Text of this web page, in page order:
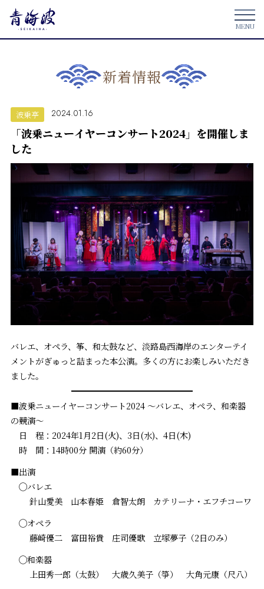
新着情報
波乗亭 2024.01.16
「波乗ニューイヤーコンサート2024」を開催しま
した
バレエ、オペラ、筝、和太鼓など、淡路島西海岸のエンターテイ
メントがぎゅっと詰まった本公演。多くの方にお楽しみいただき
ました。
■波乗ニューイヤーコンサート2024 ～バレエ、オペラ、和楽器
の競演～
日 程：2024年1月2日(火)、3日(水)、4日(木)
時 間：14時00分 開演（約60分）
■出演
◯バレエ
針山愛美 山本春姫 倉智太朗 カテリーナ・エフチコーワ
◯オペラ
藤崎優二 富田裕貴 庄司優歌 立塚夢子（2日のみ）
◯和楽器
上田秀一郎（太鼓） 大歳久美子（箏） 大角元康（尺八）